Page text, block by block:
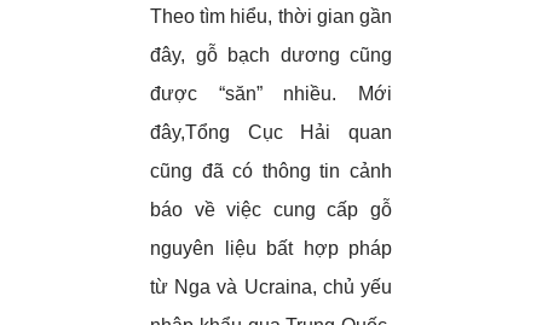
Theo tìm hiểu, thời gian gần
đây, gỗ bạch dương cũng
được “săn” nhiều. Mới
đây,Tổng Cục Hải quan
cũng đã có thông tin cảnh
báo về việc cung cấp gỗ
nguyên liệu bất hợp pháp
từ Nga và Ucraina, chủ yếu